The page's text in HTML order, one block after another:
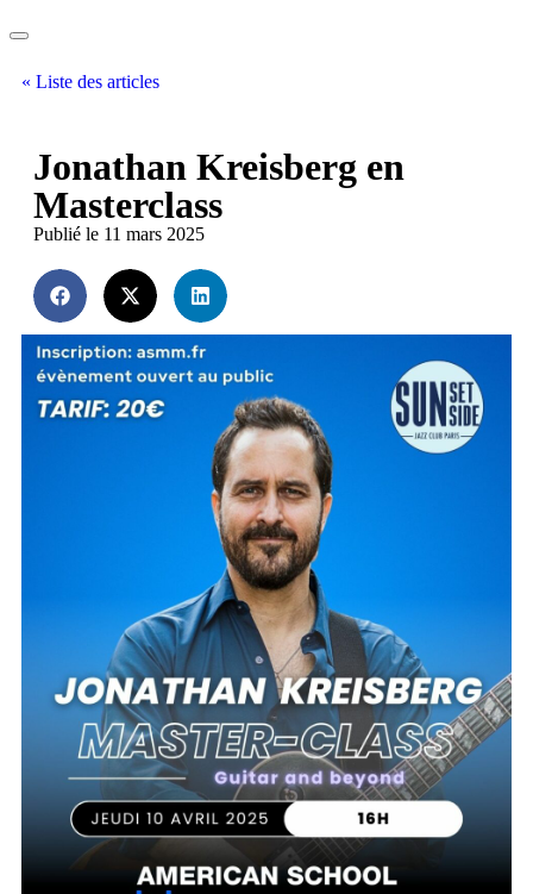
« Liste des articles
Jonathan Kreisberg en
Masterclass
Publié le 11 mars 2025